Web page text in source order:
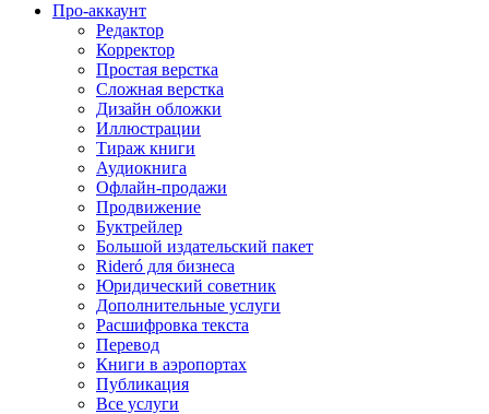
Про-аккаунт
Редактор
Корректор
Простая верстка
Сложная верстка
Дизайн обложки
Иллюстрации
Тираж книги
Аудиокнига
Офлайн-продажи
Продвижение
Буктрейлер
Большой издательский пакет
Rideró для бизнеса
Юридический советник
Дополнительные услуги
Расшифровка текста
Перевод
Книги в аэропортах
Публикация
Все услуги